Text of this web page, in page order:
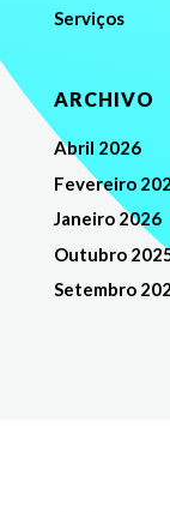
Serviços
ARCHIVO
Abril 2026
Fevereiro
Janeiro 2026
Outubro
Setembro